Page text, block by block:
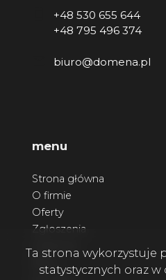
+48 530 655 644
+48 795 496 374
biuro@domena.pl
menu
Strona główna
O firmie
Oferty
Zgłoszenia
Ta strona wykorzystuje
statystycznych oraz